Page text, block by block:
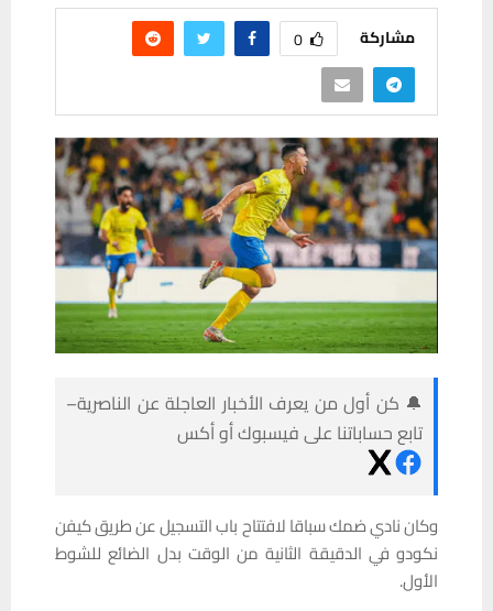
مشاركة 0
🔔 كن أول من يعرف الأخبار العاجلة عن الناصرية–
تابع حساباتنا على فيسبوك أو أكس
وكان نادي ضمك سباقا لافتتاح باب التسجيل عن طريق كيفن
نكودو في الدقيقة الثانية من الوقت بدل الضائع للشوط
الأول.